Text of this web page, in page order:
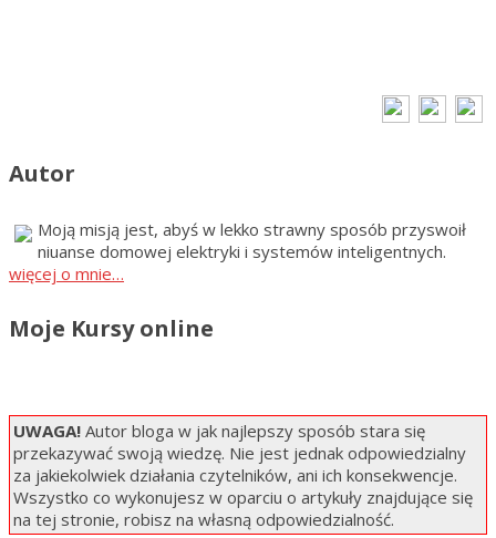
Autor
Moją misją jest, abyś w lekko strawny sposób przyswoił
niuanse domowej elektryki i systemów inteligentnych.
więcej o mnie…
Moje Kursy online
UWAGA! Autor bloga w jak najlepszy sposób stara się
przekazywać swoją wiedzę. Nie jest jednak odpowiedzialny
za jakiekolwiek działania czytelników, ani ich konsekwencje.
Wszystko co wykonujesz w oparciu o artykuły znajdujące się
na tej stronie, robisz na własną odpowiedzialność.